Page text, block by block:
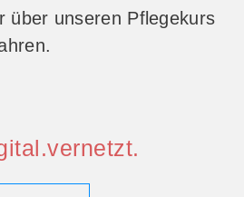
über unseren Pflegekurs